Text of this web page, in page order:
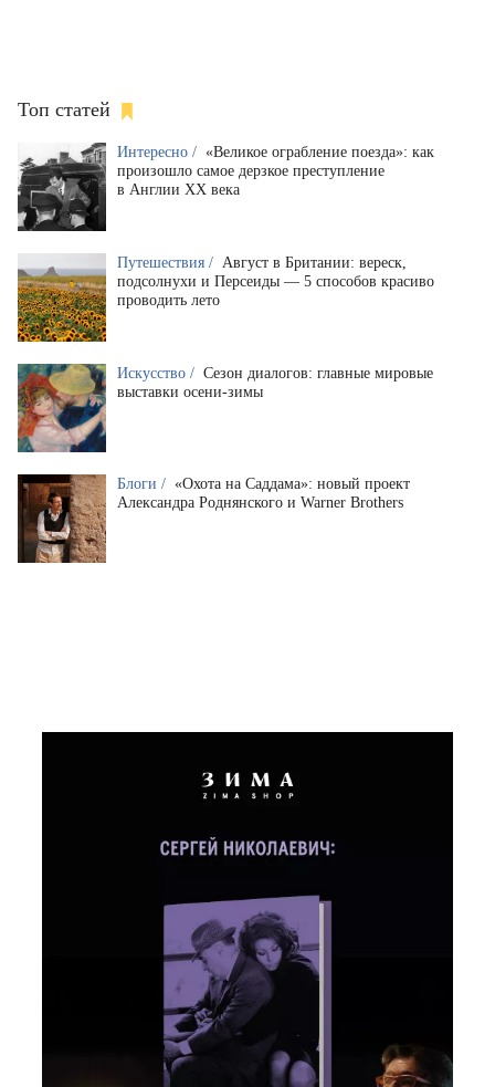
Топ статей
Интересно / «Великое ограбление поезда»: как
произошло самое дерзкое преступление
в Англии XX века
Путешествия / Август в Британии: вереск,
подсолнухи и Персеиды — 5 способов красиво
проводить лето
Искусство / Сезон диалогов: главные мировые
выставки осени-зимы
Блоги / «Охота на Саддама»: новый проект
Александра Роднянского и Warner Brothers